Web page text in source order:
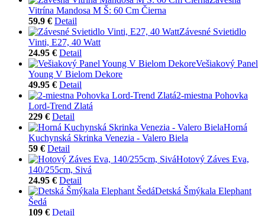
Vitrína Mandosa M Š: 60 Cm Čierna
59.9 € Detail
Závesné Svietidlo
Vinti, E27, 40 Watt
24.95 € Detail
Vešiakový Panel
Young V Bielom Dekore
49.95 € Detail
2-miestna Pohovka
Lord-Trend Zlatá
229 € Detail
Horná
Kuchynská Skrinka Venezia - Valero Biela
59 € Detail
Hotový Záves Eva,
140/255cm, Sivá
24.95 € Detail
Detská Šmýkala Elephant
Šedá
109 € Detail